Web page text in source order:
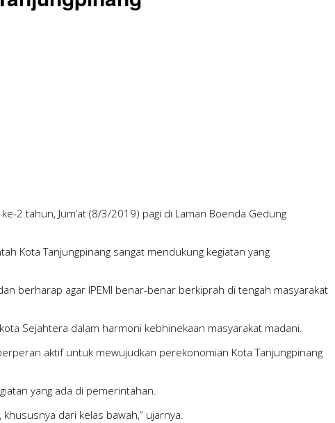
2 tahun, Jum’at (8/3/2019) pagi di Laman Boenda Gedung
Kota Tanjungpinang sangat mendukung kegiatan yang
berharap agar IPEMI benar-benar berkiprah di tengah masyarakat
Sejahtera dalam harmoni kebhinekaan masyarakat madani.
aktif untuk mewujudkan perekonomian Kota Tanjungpinang
yang ada di pemerintahan.
dari kelas bawah,” ujarnya.